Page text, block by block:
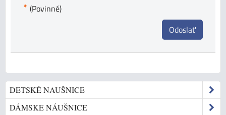
* (Povinné)
Odoslať
DETSKÉ NAUŠNICE
DÁMSKE NÁUŠNICE